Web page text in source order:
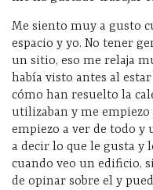
Me siento muy a gusto
espacio y yo. No tener
un sitio, eso me relaja
había visto antes al
cómo han resuelto la
utilizaban y me
empiezo a ver de todo y
a decir lo que le gusta y
cuando veo un edificio,
de opinar sobre el y